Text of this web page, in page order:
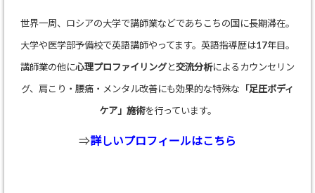
世界一周、ロシアの大学で講師業などであちこちの国に長期滞在。
大学や医学部予備校で英語講師やってます。英語指導歴は17年目。
講師業の他に心理プロファイリングと交流分析によるカウンセリン
グ、肩こり・腰痛・メンタル改善にも効果的な特殊な 「足圧ボディ
ケア」施術を行っています。
⇒詳しいプロフィールはこちら